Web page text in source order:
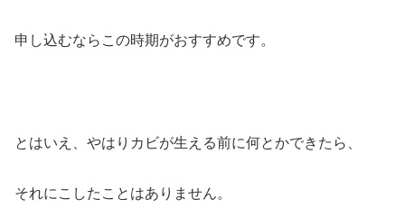
申し込むならこの時期がおすすめです。
とはいえ、やはりカビが生える前に何とかできたら、
それにこしたことはありません。